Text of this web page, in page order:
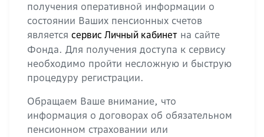
получения оперативной информации о
состоянии Ваших пенсионных счетов
является сервис Личный кабинет на сайте
Фонда. Для получения доступа к сервису
необходимо пройти несложную и быструю
процедуру регистрации.
Обращаем Ваше внимание, что
информация о договорах об обязательном
пенсионном страховании или